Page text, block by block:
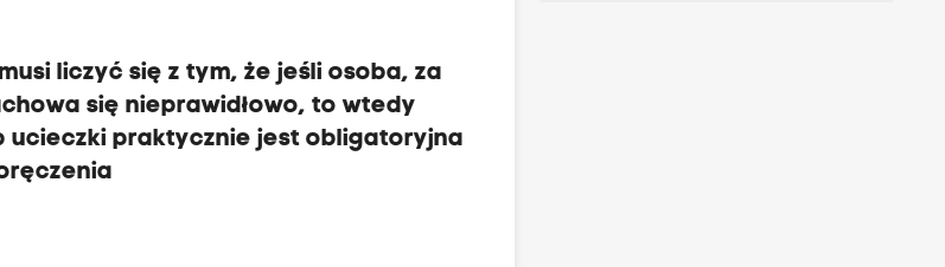
liczyć się z tym, że jeśli osoba, za
się nieprawidłowo, to wtedy
ucieczki praktycznie jest obligatoryjna